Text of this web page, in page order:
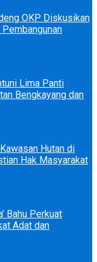
OKP Diskusikan
Lima Panti
Bengkayang dan
Hutan di
Hak Masyarakat
Bahu Perkuat
Adat dan